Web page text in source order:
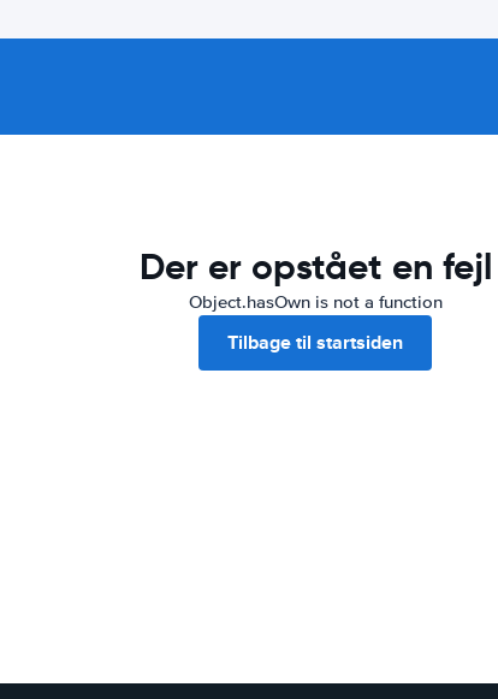
Der er opstået en fejl
Object.hasOwn is not a function
Tilbage til startsiden